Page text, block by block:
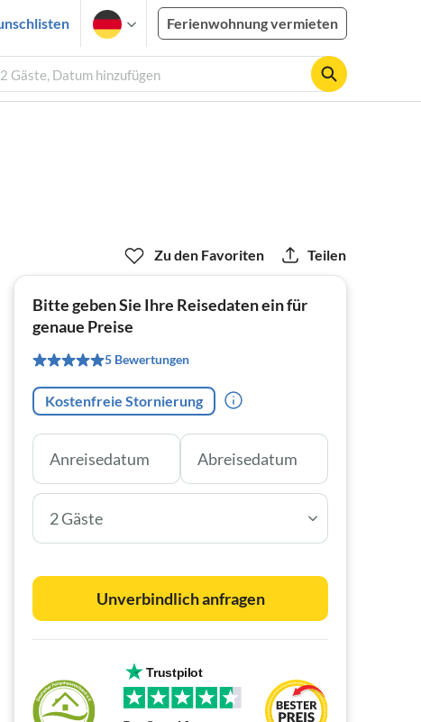
Ferienwohnung vermieten
Gäste, Datum hinzufügen
Zu den Favoriten Teilen
Bitte geben Sie Ihre Reisedaten ein für
genaue Preise
5 Bewertungen
Kostenfreie Stornierung
2 Gäste
Unverbindlich anfragen